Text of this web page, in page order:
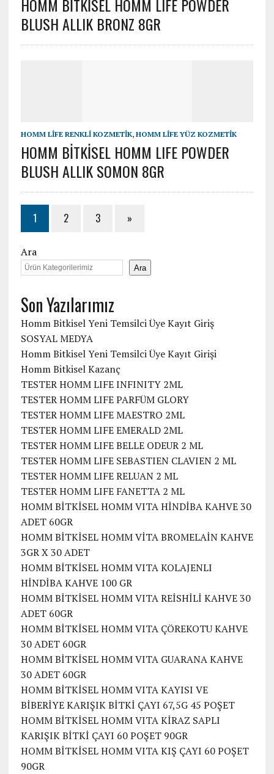
HOMM BİTKİSEL HOMM LIFE POWDER
BLUSH ALLIK BRONZ 8GR
HOMM LİFE RENKLİ KOZMETİK, HOMM LİFE YÜZ KOZMETİK
HOMM BİTKİSEL HOMM LIFE POWDER
BLUSH ALLIK SOMON 8GR
1 2 3 »
Ara
Ara
Son Yazılarımız
Homm Bitkisel Yeni Temsilci Üye Kayıt Giriş
SOSYAL MEDYA
Homm Bitkisel Yeni Temsilci Üye Kayıt Girişi
Homm Bitkisel Kazanç
TESTER HOMM LIFE INFINITY 2ML
TESTER HOMM LIFE PARFÜM GLORY
TESTER HOMM LIFE MAESTRO 2ML
TESTER HOMM LIFE EMERALD 2ML
TESTER HOMM LIFE BELLE ODEUR 2 ML
TESTER HOMM LIFE SEBASTIEN CLAVIEN 2 ML
TESTER HOMM LIFE RELUAN 2 ML
TESTER HOMM LIFE FANETTA 2 ML
HOMM BİTKİSEL HOMM VITA HİNDİBA KAHVE 30
ADET 60GR
HOMM BİTKİSEL HOMM VİTA BROMELAİN KAHVE
3GR X 30 ADET
HOMM BİTKİSEL HOMM VITA KOLAJENLI
HİNDİBA KAHVE 100 GR
HOMM BİTKİSEL HOMM VITA REİSHİLİ KAHVE 30
ADET 60GR
HOMM BİTKİSEL HOMM VITA ÇÖREKOTU KAHVE
30 ADET 60GR
HOMM BİTKİSEL HOMM VITA GUARANA KAHVE
30 ADET 60GR
HOMM BİTKİSEL HOMM VITA KAYISI VE
BİBERİYE KARIŞIK BİTKİ ÇAYI 67,5G 45 POŞET
HOMM BİTKİSEL HOMM VITA KİRAZ SAPLI
KARIŞIK BİTKİ ÇAYI 60 POŞET 90GR
HOMM BİTKİSEL HOMM VITA KIŞ ÇAYI 60 POŞET
90GR